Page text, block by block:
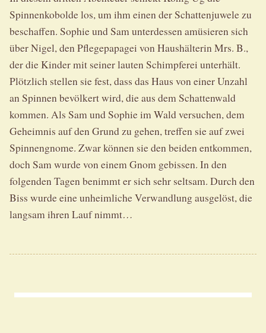
Spinnenkobolde los, um ihm einen der Schattenjuwele zu
beschaffen. Sophie und Sam unterdessen amüsieren sich
über Nigel, den Pflegepapagei von Haushälterin Mrs. B.,
der die Kinder mit seiner lauten Schimpferei unterhält.
Plötzlich stellen sie fest, dass das Haus von einer Unzahl
an Spinnen bevölkert wird, die aus dem Schattenwald
kommen. Als Sam und Sophie im Wald versuchen, dem
Geheimnis auf den Grund zu gehen, treffen sie auf zwei
Spinnengnome. Zwar können sie den beiden entkommen,
doch Sam wurde von einem Gnom gebissen. In den
folgenden Tagen benimmt er sich sehr seltsam. Durch den
Biss wurde eine unheimliche Verwandlung ausgelöst, die
langsam ihren Lauf nimmt…